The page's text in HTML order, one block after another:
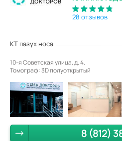
28 отзывов
КТ пазух носа
10-я Советская улица, д. 4.
Томограф: 3D полуоткрытый
8 (812)